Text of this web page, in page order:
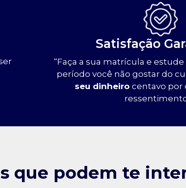
Satisfação
“Faça a sua matrícula e estude
período você não gostar do
seu dinheiro centavo por
que podem te